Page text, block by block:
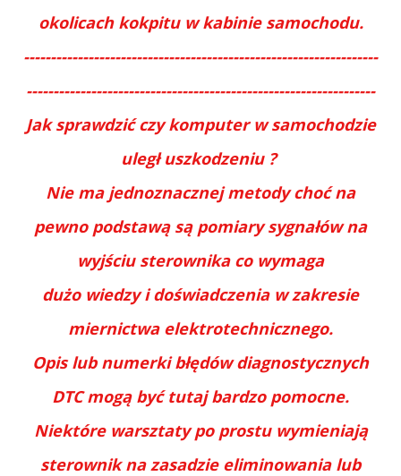
okolicach kokpitu w kabinie samochodu.
------------------------------------------------------------------
-----------------------------------------------------------------
Jak sprawdzić czy komputer w samochodzie
uległ uszkodzeniu ?
Nie ma jednoznacznej metody choć na
pewno podstawą są pomiary sygnałów na
wyjściu sterownika co wymaga
dużo wiedzy i doświadczenia w zakresie
miernictwa elektrotechnicznego.
Opis lub numerki błędów diagnostycznych
DTC mogą być tutaj bardzo pomocne.
Niektóre warsztaty po prostu wymieniają
sterownik na zasadzie eliminowania lub